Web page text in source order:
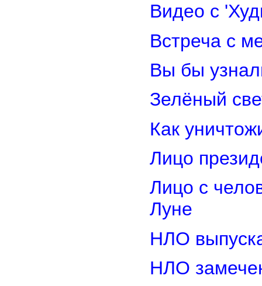
Видео с
Встреча с
Вы бы
Зелёный
Как
Лицо
Лицо с
Луне
НЛО
НЛО